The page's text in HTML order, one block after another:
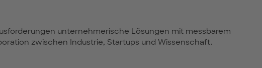
unternehmerische Lösungen mit messbarem
zwischen Industrie, Startups und Wissenschaft.